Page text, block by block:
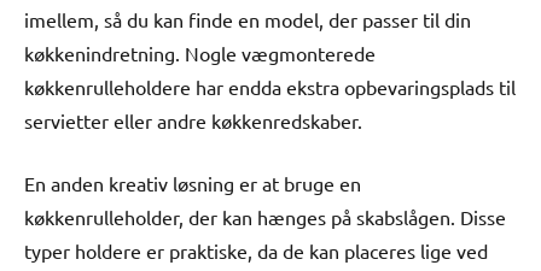
imellem, så du kan finde en model, der passer til din
køkkenindretning. Nogle vægmonterede
køkkenrulleholdere har endda ekstra opbevaringsplads til
servietter eller andre køkkenredskaber.
En anden kreativ løsning er at bruge en
køkkenrulleholder, der kan hænges på skabslågen. Disse
typer holdere er praktiske, da de kan placeres lige ved